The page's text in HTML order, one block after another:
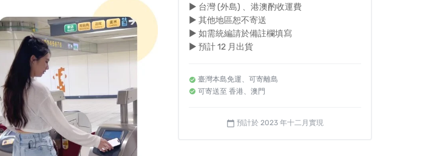
► 台灣 (外島) 、港澳酌收運費
► 其他地區恕不寄送
► 如需統編請於備註欄填寫
► 預計 12 月出貨
臺灣本島免運、可寄離島
可寄送至 香港、澳門
calendar_today 預計於 2023 年十二月實現